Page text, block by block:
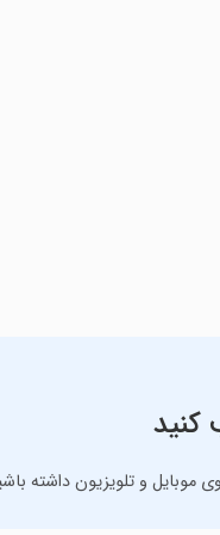
موبایل و تلویزیون داشته